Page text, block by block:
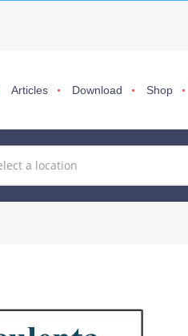
Articles Download Shop